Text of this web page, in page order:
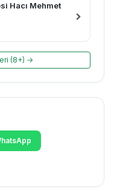
Hacı Mehmet
(8+) →